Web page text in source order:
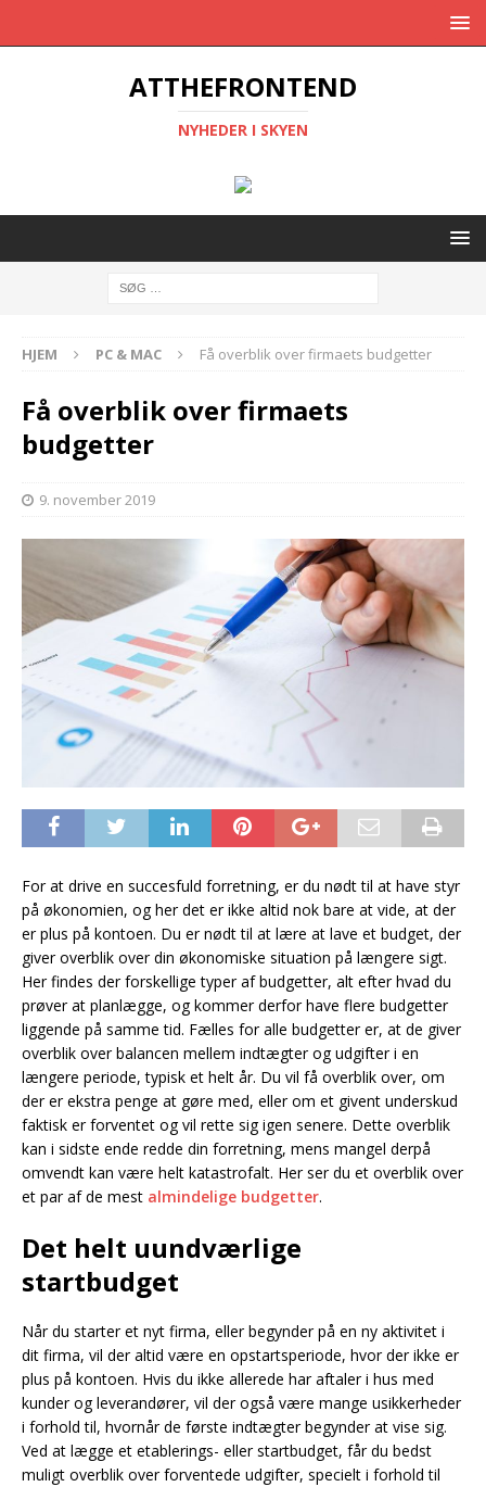
ATTHEFRONTEND
NYHEDER I SKYEN
HJEM PC & MAC Få overblik over firmaets budgetter
Få overblik over firmaets
budgetter
9. november 2019
For at drive en succesfuld forretning, er du nødt til at have styr
på økonomien, og her det er ikke altid nok bare at vide, at der
er plus på kontoen. Du er nødt til at lære at lave et budget, der
giver overblik over din økonomiske situation på længere sigt.
Her findes der forskellige typer af budgetter, alt efter hvad du
prøver at planlægge, og kommer derfor have flere budgetter
liggende på samme tid. Fælles for alle budgetter er, at de giver
overblik over balancen mellem indtægter og udgifter i en
længere periode, typisk et helt år. Du vil få overblik over, om
der er ekstra penge at gøre med, eller om et givent underskud
faktisk er forventet og vil rette sig igen senere. Dette overblik
kan i sidste ende redde din forretning, mens mangel derpå
omvendt kan være helt katastrofalt. Her ser du et overblik over
et par af de mest almindelige budgetter.
Det helt uundværlige
startbudget
Når du starter et nyt firma, eller begynder på en ny aktivitet i
dit firma, vil der altid være en opstartsperiode, hvor der ikke er
plus på kontoen. Hvis du ikke allerede har aftaler i hus med
kunder og leverandører, vil der også være mange usikkerheder
i forhold til, hvornår de første indtægter begynder at vise sig.
Ved at lægge et etablerings- eller startbudget, får du bedst
muligt overblik over forventede udgifter, specielt i forhold til